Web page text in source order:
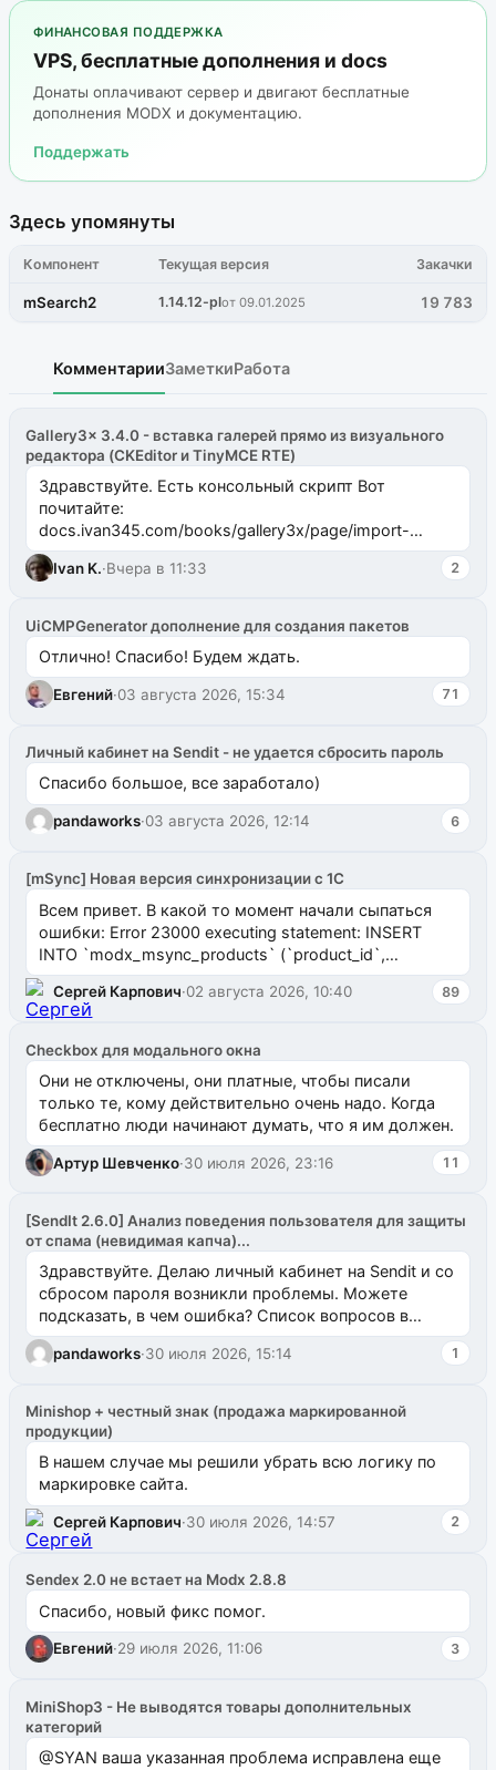
ФИНАНСОВАЯ ПОДДЕРЖКА
VPS, бесплатные дополнения и docs
Донаты оплачивают сервер и двигают бесплатные
дополнения MODX и документацию.
Поддержать
Здесь упомянуты
Компонент Текущая версия Закачки
mSearch2 1.14.12-plот 09.01.2025 19 783
КомментарииЗаметкиРабота
Gallery3x 3.4.0 - вставка галерей прямо из визуального
редактора (CKEditor и TinyMCE RTE)
Здравствуйте. Есть консольный скрипт Вот
почитайте:
docs.ivan345.com/books/gallery3x/page/import-
ms2galleryphp
Ivan K.·Вчера в 11:33 2
UiCMPGenerator дополнение для создания пакетов
Отлично! Спасибо! Будем ждать.
Евгений·03 августа 2026, 15:34 71
Личный кабинет на Sendit - не удается сбросить пароль
Спасибо большое, все заработало)
pandaworks·03 августа 2026, 12:14 6
[mSync] Новая версия синхронизации с 1С
Всем привет. В какой то момент начали сыпаться
ошибки: Error 23000 executing statement: INSERT
INTO `modx_msync_products` (`product_id`,
`uuid_1c`) VALUES ...
Сергей Карпович·02 августа 2026, 10:40 89
Checkbox для модального окна
Они не отключены, они платные, чтобы писали
только те, кому действительно очень надо. Когда
бесплатно люди начинают думать, что я им должен.
Артур Шевченко·30 июля 2026, 23:16 11
[SendIt 2.6.0] Анализ поведения пользователя для защиты
от спама (невидимая капча)...
Здравствуйте. Делаю личный кабинет на Sendit и со
сбросом пароля возникли проблемы. Можете
подсказать, в чем ошибка? Список вопросов в
одноименном разделе на modx.pro пока пуст, и,...
pandaworks·30 июля 2026, 15:14 1
Minishop + честный знак (продажа маркированной
продукции)
В нашем случае мы решили убрать всю логику по
маркировке сайта.
Сергей Карпович·30 июля 2026, 14:57 2
Sendex 2.0 не встает на Modx 2.8.8
Спасибо, новый фикс помог.
Евгений·29 июля 2026, 11:06 3
MiniShop3 - Не выводятся товары дополнительных
категорий
@SYAN ваша указанная проблема исправлена еще